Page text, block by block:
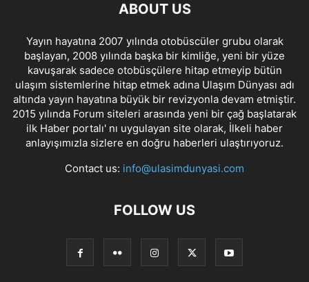
ABOUT US
Yayın hayatına 2007 yılında otobüscüler grubu olarak
başlayan, 2008 yılında başka bir kimliğe, yeni bir yüze
kavuşarak sadece otobüsçülere hitap etmeyip bütün
ulaşım sistemlerine hitap etmek adına Ulaşım Dünyası adı
altında yayın hayatına büyük bir revizyonla devam etmiştir.
2015 yılında Forum siteleri arasında yeni bir çağ başlatarak
ilk Haber portalı' nı uygulayan site olarak, İlkeli haber
anlayışımızla sizlere en doğru haberleri ulaştırıyoruz.
Contact us: info@ulasimdunyasi.com
FOLLOW US